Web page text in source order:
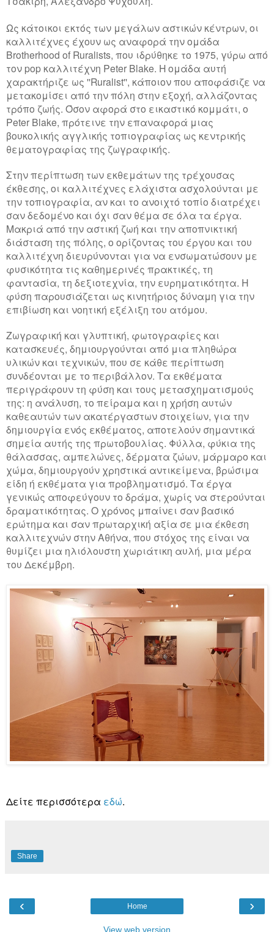
Ως κάτοικοι εκτός των μεγάλων αστικών κέντρων, οι
καλλιτέχνες έχουν ως αναφορά την ομάδα
Brotherhood of Ruralists, που ιδρύθηκε το 1975, γύρω από
τον pop καλλιτέχνη Peter Blake. Hομάδα αυτή
χαρακτήριζε ως ''Ruralist'', κάποιον που αποφάσιζε να
μετακομίσει από την πόλη στην εξοχή, αλλάζοντας
τρόπο ζωής. Όσον αφορά στο εικαστικό κομμάτι, ο
Peter Blake, πρότεινε την επαναφορά μιας
βουκολικής αγγλικής τοπιογραφίας ως κεντρικής
θεματογραφίας της ζωγραφικής.
Στην περίπτωση των εκθεμάτων της τρέχουσας
έκθεσης, οι καλλιτέχνες ελάχιστα ασχολούνται με
την τοπιογραφία, αν και το ανοιχτό τοπίο διατρέχει
σαν δεδομένο και όχι σαν θέμα σε όλα τα έργα.
Μακριά από την αστική ζωή και την αποπνικτική
διάσταση της πόλης, ο ορίζοντας του έργου και του
καλλιτέχνη διευρύνονται για να ενσωματώσουν με
φυσικότητα τις καθημερινές πρακτικές, τη
φαντασία, τη δεξιοτεχνία, την ευρηματικότητα. Η
φύση παρουσιάζεται ως κινητήριος δύναμη για την
επιβίωση και νοητική εξέλιξη του ατόμου.
Ζωγραφική και γλυπτική, φωτογραφίες και
κατασκευές, δημιουργούνται από μια πληθώρα
υλικών και τεχνικών, που σε κάθε περίπτωση
συνδέονται με το περιβάλλον. Τα εκθέματα
περιγράφουν τη φύση και τους μετασχηματισμούς
της: η ανάλυση, το πείραμα και η χρήση αυτών
καθεαυτών των ακατέργαστων στοιχείων, για την
δημιουργία ενός εκθέματος, αποτελούν σημαντικά
σημεία αυτής της πρωτοβουλίας. Φύλλα, φύκια της
θάλασσας, αμπελώνες, δέρματα ζώων, μάρμαρο και
χώμα, δημιουργούν χρηστικά αντικείμενα, βρώσιμα
είδη ή εκθέματα για προβληματισμό. Τα έργα
γενικώς αποφεύγουν το δράμα, χωρίς να στερούνται
δραματικότητας. Ο χρόνος μπαίνει σαν βασικό
ερώτημα και σαν πρωταρχική αξία σε μια έκθεση
καλλιτεχνών στην Αθήνα, που στόχος της είναι να
θυμίζει μια ηλιόλουστη χωριάτικη αυλή, μια μέρα
του Δεκέμβρη.
Δείτε περισσότερα εδώ.
Share
‹ ›
Home
View web version